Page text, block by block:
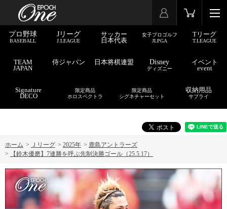
プロ野球
BASEBALL
Jリーグ
J.LEAGUE
サッカー
日本代表
女子プロゴルフ
JLPGA
Tリーグ
T.LEAGUE
TEAM
JAPAN
侍ジャパン 日本将棋連盟 Disney
ディズニー
イベント
event
Signature
DECO
限定商品
ホロスペクトラ
限定商品
シグネチャーセット
収納用品
サプライ
ホーム > Ｊリーグ > 2025年 > 鹿島アントラーズ
>
【鈴木優磨】7連勝を呼ぶ先制決勝ゴール（25.5.17）